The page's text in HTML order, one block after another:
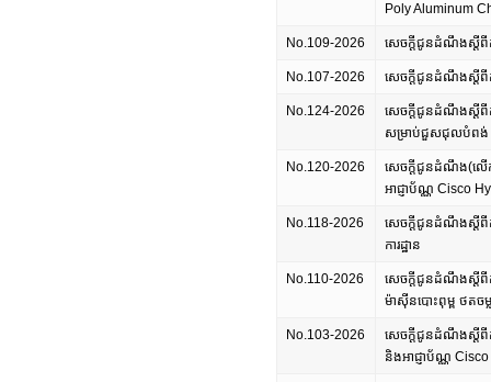
Poly Aluminum
No.109-2026 សេចក្តីជូនដំណឹងស្តីពីកា
No.107-2026 សេចក្តីជូនដំណឹងស្តីពីក
No.124-2026
សេចក្តីជូនដំណឹងស្តីពីកា
សម្រាប់ជួសជុលបំពង់ និង
No.120-2026
សេចក្តីជូនដំណឹង(លើកទី
អាជ្ញាប័ណ្ណ Cisco
No.118-2026
សេចក្តីជូនដំណឹងស្តីពីក
ការដ្ឋាន
No.110-2026
សេចក្តីជូនដំណឹងស្តីពីកា
ម៉ាស៊ីនបោះពុម្ព ថតច
No.103-2026
សេចក្តីជូនដំណឹងស្តីពីកា
និងអាជ្ញាប័ណ្ណ